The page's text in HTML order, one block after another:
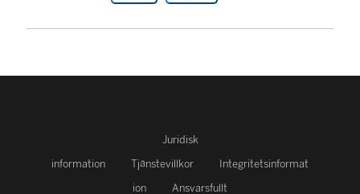
p
a
t
Juridisk
information
Tjänstevillkor
Integritetsinformat
ion
Ansvarsfullt